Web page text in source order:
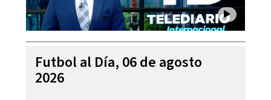
Futbol al Día, 06 de agosto
2026